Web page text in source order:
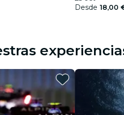
Desde 18,00